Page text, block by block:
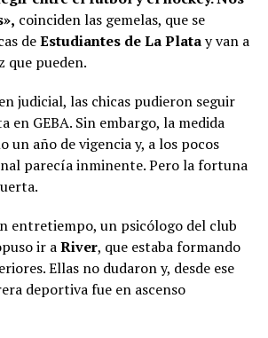
coinciden las gemelas, que se
deEstudiantes de La Platay van a
que pueden.
judicial, las chicas pudieron seguir
en GEBA. Sin embargo, la medida
un año de vigencia y, a los pocos
parecía inminente. Pero la fortuna
entretiempo, un psicólogo del club
ir aRiver, que estaba formando
Ellas no dudaron y, desde ese
deportiva fue en ascenso